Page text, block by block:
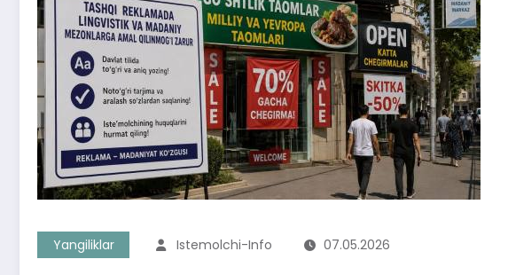
Yangiliklar Istemolchi-Info 07.05.2026